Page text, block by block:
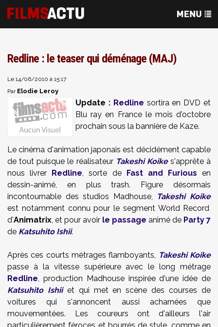
Redline : le teaser qui déménage (MAJ)
Le 14/06/2010 à 15:17
Par Elodie Leroy
Update : Redline sortiraen DVD et
Blu ray en France le mois d'octobre
prochain sous la bannière de Kaze.
Le cinéma d'animation japonais est décidément capable
de tout puisque le réalisateur Takeshi Koikes'apprête à
nous livrer Redline, sorte de Fastand Furious en
dessin-animé, en plustrash. Figure désormais
incontournable des studios Madhouse, Takeshi Koike
est notamment connu pour le segment WorldRecord
d'Animatrix, et pour avoir le passage animé de Party 7
de Katsuhito Ishii.
Après ces courts métrages flamboyants, Takeshi Koike
passe à la vitesse supérieure avec le long métrage
Redline, production Madhouseinspirée d'une idée de
Katsuhito Ishiiet qui met en scène des courses de
voitures qui s'annoncent aussi acharnées que
mouvementées. Les coureurs ont d'ailleurs l'air